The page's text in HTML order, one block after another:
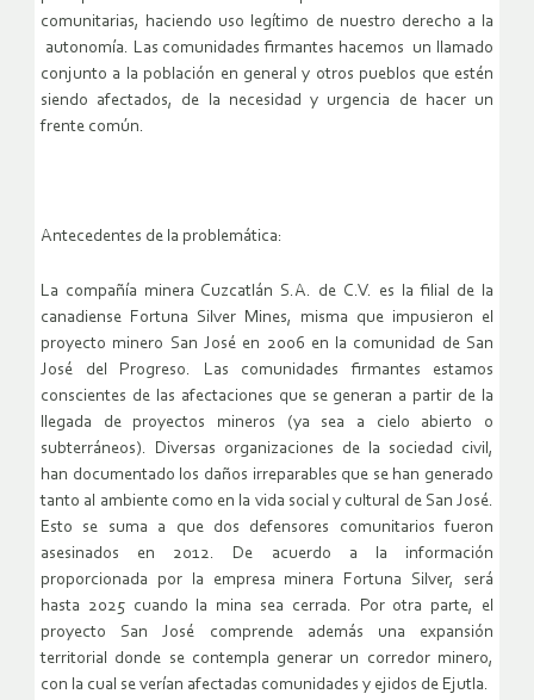
comunitarias, haciendo uso legítimo de nuestro derecho a la
autonomía. Las comunidades firmantes hacemos un llamado
conjunto a la población en general y otros pueblos que estén
siendo afectados, de la necesidad y urgencia de hacer un
frente común.
Antecedentes de la problemática:
La compañía minera Cuzcatlán S.A. de C.V. es la filial de la
canadiense Fortuna Silver Mines, misma que impusieron el
proyecto minero San José en 2006 en la comunidad de San
José del Progreso. Las comunidades firmantes estamos
conscientes de las afectaciones que se generan a partir de la
llegada de proyectos mineros (ya sea a cielo abierto o
subterráneos). Diversas organizaciones de la sociedad civil,
han documentado los daños irreparables que se han generado
tanto al ambiente como en la vida social y cultural de San José.
Esto se suma a que dos defensores comunitarios fueron
asesinados en 2012. De acuerdo a la información
proporcionada por la empresa minera Fortuna Silver, será
hasta 2025 cuando la mina sea cerrada. Por otra parte, el
proyecto San José comprende además una expansión
territorial donde se contempla generar un corredor minero,
con la cual se verían afectadas comunidades y ejidos de Ejutla.